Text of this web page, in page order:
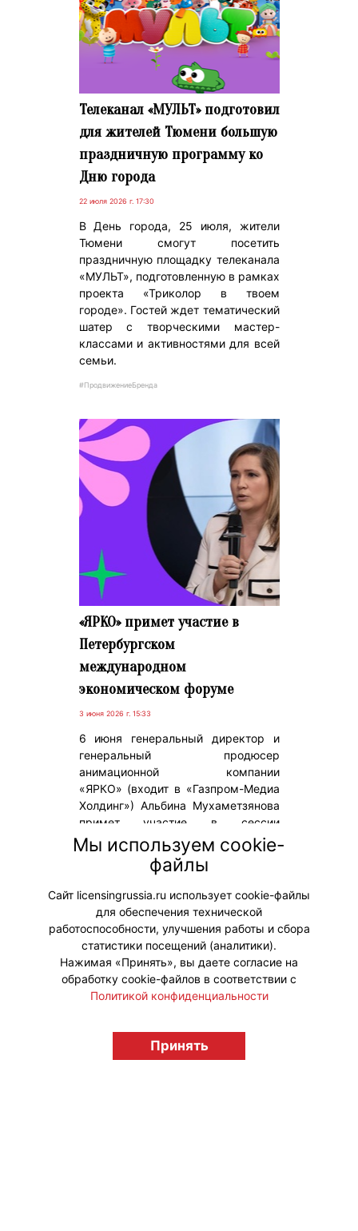
Телеканал «МУЛЬТ» подготовил
для жителей Тюмени большую
праздничную программу ко
Дню города
22 июля 2026 г. 17:30
В День города, 25 июля, жители
Тюмени смогут посетить
праздничную площадку телеканала
«МУЛЬТ», подготовленную в рамках
проекта «Триколор в твоем
городе». Гостей ждет тематический
шатер с творческими мастер-
классами и активностями для всей
семьи.
#ПродвижениеБренда
«ЯРКО» примет участие в
Петербургском
международном
экономическом форуме
3 июня 2026 г. 15:33
6 июня генеральный директор и
генеральный продюсер
анимационной компании
«ЯРКО» (входит в «Газпром-Медиа
Холдинг») Альбина Мухаметзянова
примет участие в сессии
«Анимационные бренды 360:
трансформация бизнес-моделей»
(место проведения – Конференц-
зал B4).
#ПродвижениеБренда
licensingrussia.ru, 2009-2026 12+
Мы используем cookie-
файлы
Сайт licensingrussia.ru использует cookie-файлы
для обеспечения технической
работоспособности, улучшения работы и сбора
статистики посещений (аналитики).
Нажимая «Принять», вы даете согласие на
обработку cookie-файлов в соответствии с
Политикой конфиденциальности
Принять